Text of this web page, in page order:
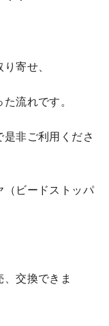
寄せ、
流れです。
非ご利用くださ
（ビードストッパ
交換できま